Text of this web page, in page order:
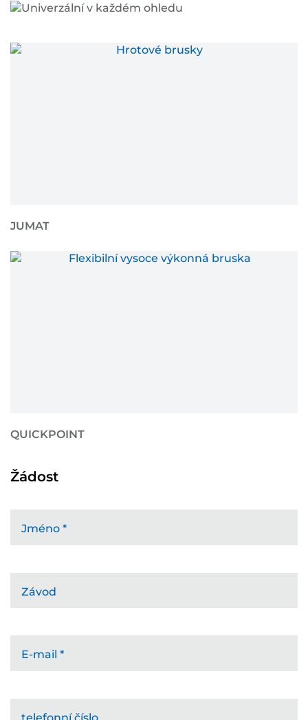
JUMAT
QUICKPOINT
Žádost
Jméno *
Závod
E-mail *
telefonní číslo